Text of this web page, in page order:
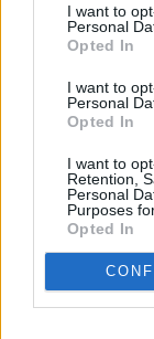
cualquier
visitando
I want to
Personal
Opted In
I want to
Personal
Opted In
I want to
Retention,
Personal
Purposes
Opted In